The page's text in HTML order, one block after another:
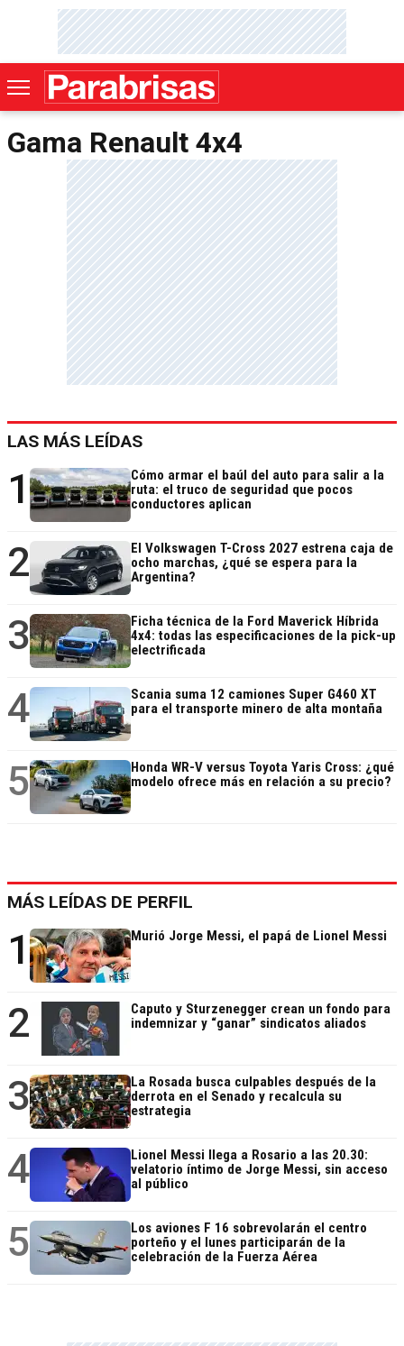
Gama Renault 4x4
LAS MÁS LEÍDAS
1
Cómo armar el baúl del auto para salir a la
ruta: el truco de seguridad que pocos
conductores aplican
2
El Volkswagen T-Cross 2027 estrena caja de
ocho marchas, ¿qué se espera para la
Argentina?
3
Ficha técnica de la Ford Maverick Híbrida
4x4: todas las especificaciones de la pick-up
electrificada
4
Scania suma 12 camiones Super G460 XT
para el transporte minero de alta montaña
5
Honda WR-V versus Toyota Yaris Cross: ¿qué
modelo ofrece más en relación a su precio?
MÁS LEÍDAS DE PERFIL
1 Murió Jorge Messi, el papá de Lionel Messi
2
Caputo y Sturzenegger crean un fondo para
indemnizar y “ganar” sindicatos aliados
3
La Rosada busca culpables después de la
derrota en el Senado y recalcula su
estrategia
4
Lionel Messi llega a Rosario a las 20.30:
velatorio íntimo de Jorge Messi, sin acceso
al público
5
Los aviones F 16 sobrevolarán el centro
porteño y el lunes participarán de la
celebración de la Fuerza Aérea